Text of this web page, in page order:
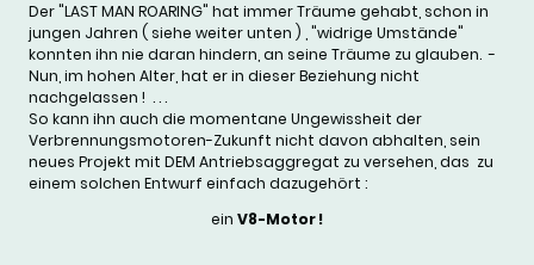
Der "LAST MAN ROARING" hat immer Träume gehabt, schon in
jungen Jahren ( siehe weiter unten ) , "widrige Umstände"
konnten ihn nie daran hindern, an seine Träume zu glauben. -
Nun, im hohen Alter, hat er in dieser Beziehung nicht
nachgelassen ! . . .
So kann ihn auch die momentane Ungewissheit der
Verbrennungsmotoren-Zukunft nicht davon abhalten, sein
neues Projekt mit DEM Antriebsaggregat zu versehen, das zu
einem solchen Entwurf einfach dazugehört :
ein V8-Motor !